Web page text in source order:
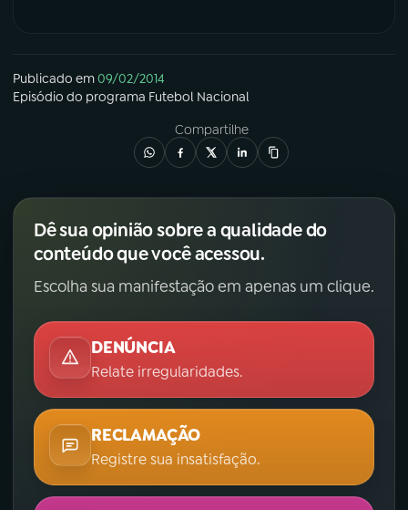
Publicado em09/02/2014
Episódio do programa Futebol Nacional
Compartilhe
Dê sua opinião sobre a qualidade do
conteúdo que você acessou.
Escolha sua manifestação em apenas um clique.
DENÚNCIA
Relate irregularidades.
RECLAMAÇÃO
Registre sua insatisfação.